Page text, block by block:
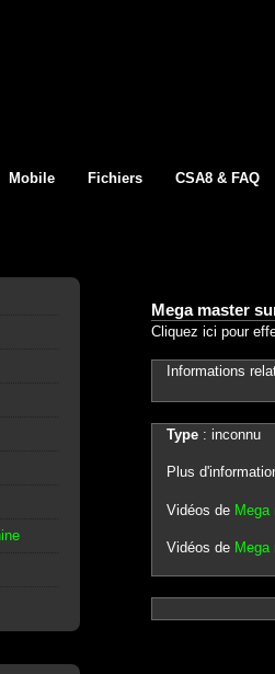
Mobile Fichiers CSA8 & FAQ
Mega master
Cliquez ici pour
Informations
Type: inconnu
Plus
Vidéos de Mega
Vidéos de